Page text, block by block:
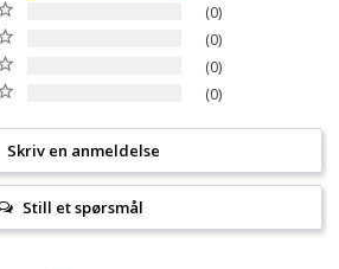
0
0
0
0
Skriv en anmeldelse
Still et spørsmål